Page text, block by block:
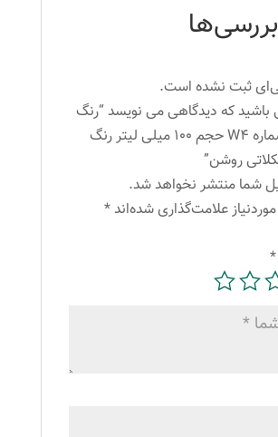
ثبت نشده است.
باشید که دیدگاهی می نویسد “رنگ
مو آتوسا شماره W4 حجم 100 میلی لیتر رنگ
روشن”
شما منتشر نخواهد شد.
علامت‌گذاری شده‌اند*
*